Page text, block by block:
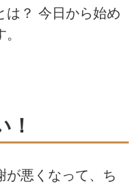
は？ 今日から始め
！
が悪くなって、ち